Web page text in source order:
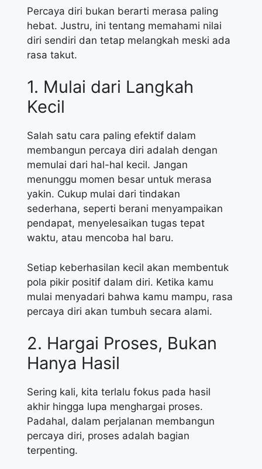
Percaya diri bukan berarti merasa paling
hebat. Justru, ini tentang memahami nilai
diri sendiri dan tetap melangkah meski ada
rasa takut.
1. Mulai dari Langkah
Kecil
Salah satu cara paling efektif dalam
membangun percaya diri adalah dengan
memulai dari hal-hal kecil. Jangan
menunggu momen besar untuk merasa
yakin. Cukup mulai dari tindakan
sederhana, seperti berani menyampaikan
pendapat, menyelesaikan tugas tepat
waktu, atau mencoba hal baru.
Setiap keberhasilan kecil akan membentuk
pola pikir positif dalam diri. Ketika kamu
mulai menyadari bahwa kamu mampu, rasa
percaya diri akan tumbuh secara alami.
2. Hargai Proses, Bukan
Hanya Hasil
Sering kali, kita terlalu fokus pada hasil
akhir hingga lupa menghargai proses.
Padahal, dalam perjalanan membangun
percaya diri, proses adalah bagian
terpenting.